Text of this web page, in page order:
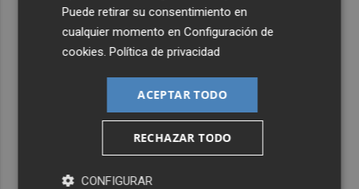
Puede retirar su consentimiento en
cualquier momento enConfiguración de
cookies .Política de privacidad
ACEPTAR TODO
RECHAZAR TODO
CONFIGURAR